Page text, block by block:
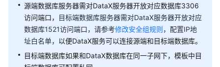
于
Zpan
快
建
源端数据库服务器需对DataX服务器开放对应数据库3306
访问端口，
目标端数据库服务器需对DataX服务器开放对应
数据库1521访问端口，请参考修改安全组规则，配置IP地
址白名单， 以便DataX服务可以连接源端和目标端数据库。
目标端数据库如果和DataX数据库在同一子网下，模板中目